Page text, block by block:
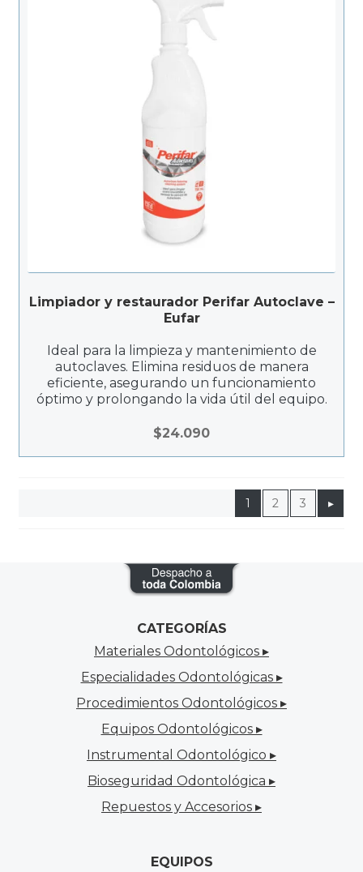
Limpiador y restaurador Perifar Autoclave –
Eufar
Ideal para la limpieza y mantenimiento de
autoclaves. Elimina residuos de manera
eficiente, asegurando un funcionamiento
óptimo y prolongando la vida útil del equipo.
$24.090
1 2 3 ▸
CATEGORÍAS
Materiales Odontológicos ▸
Especialidades Odontológicas ▸
Procedimientos Odontológicos ▸
Equipos Odontológicos ▸
Instrumental Odontológico ▸
Bioseguridad Odontológica ▸
Repuestos y Accesorios ▸
EQUIPOS